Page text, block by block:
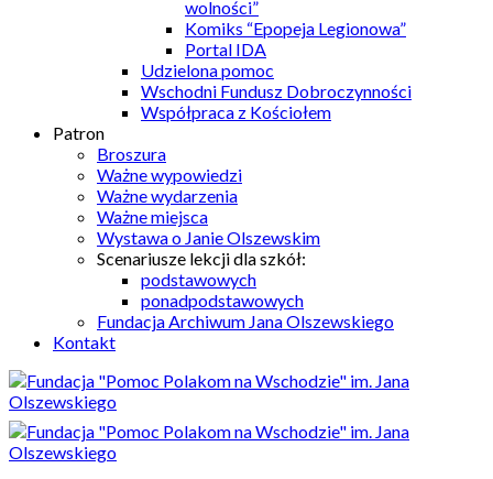
wolności”
Komiks “Epopeja Legionowa”
Portal IDA
Udzielona pomoc
Wschodni Fundusz Dobroczynności
Współpraca z Kościołem
Patron
Broszura
Ważne wypowiedzi
Ważne wydarzenia
Ważne miejsca
Wystawa o Janie Olszewskim
Scenariusze lekcji dla szkół:
podstawowych
ponadpodstawowych
Fundacja Archiwum Jana Olszewskiego
Kontakt